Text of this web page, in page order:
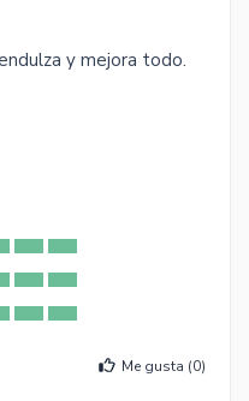
y mejora todo.
Me gusta (0)